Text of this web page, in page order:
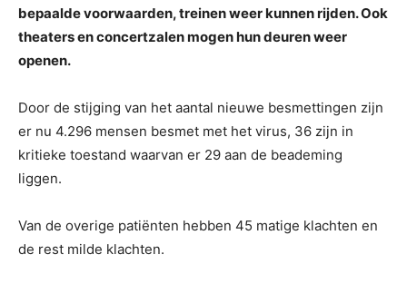
bepaalde voorwaarden, treinen weer kunnen rijden. Ook
theaters en concertzalen mogen hun deuren weer
openen.
Door de stijging van het aantal nieuwe besmettingen zijn
er nu 4.296 mensen besmet met het virus, 36 zijn in
kritieke toestand waarvan er 29 aan de beademing
liggen.
Van de overige patiënten hebben 45 matige klachten en
de rest milde klachten.